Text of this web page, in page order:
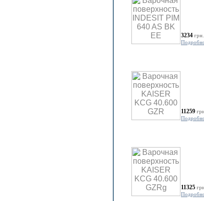
3234 грн.
11259
11325